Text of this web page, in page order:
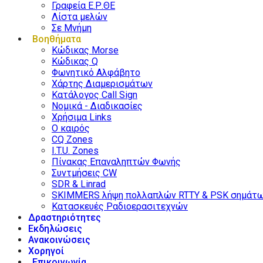
Γραφεία Ε.Ρ.ΘΕ
Λίστα μελών
Σε Μνήμη
Βοηθήματα
Κώδικας Morse
Κώδικας Q
Φωνητικό Αλφάβητο
Χάρτης Διαμερισμάτων
Κατάλογος Call Sign
Νομικά - Διαδικασίες
Χρήσιμα Links
Ο καιρός
CQ Zones
I.T.U. Zones
Πίνακας Επαναληπτών Φωνής
Συντμήσεις CW
SDR & Linrad
SKIMMERS λήψη πολλαπλών RTTY & PSK
Κατασκευές Ραδιοερασιτεχνών
Δραστηριότητες
Εκδηλώσεις
Ανακοινώσεις
Χορηγοί